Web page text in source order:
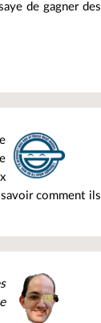
de gagner des
comment ils